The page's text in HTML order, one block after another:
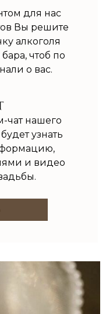
для нас
Вы решите
алкоголя
чтоб по
о вас.
чат нашего
узнать
и видео